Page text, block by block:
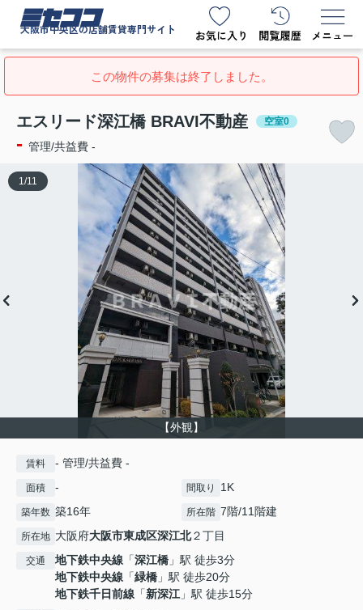
ミセココ
大阪市中央区の店舗賃貸専門サイト
この物件の募集は終了しました。
エスリード深江橋 BRAVI不動産 空室0
- 管理/共益費 -
【外観】
1 /11
賃料 - 管理/共益費 -
面積 - 間取り 1K
築年数 築16年 所在階 7階/11階建
所在地 大阪府大阪市東成区深江北２丁目
交通 地下鉄中央線 「深江橋 」駅 徒歩3分
地下鉄中央線 「緑橋 」駅 徒歩20分
地下鉄千日前線 「新深江 」駅 徒歩15分